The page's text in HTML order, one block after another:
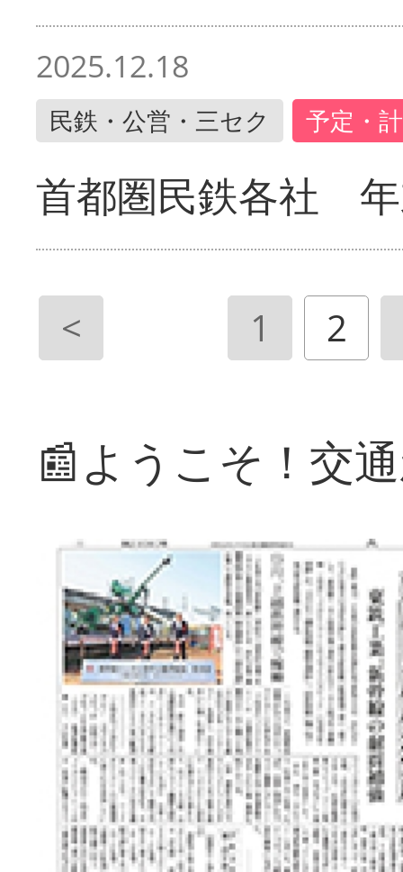
2025.12.18
民鉄・公営・三セク 予定・
首都圏民鉄各社
< 1 2
📰ようこそ！交